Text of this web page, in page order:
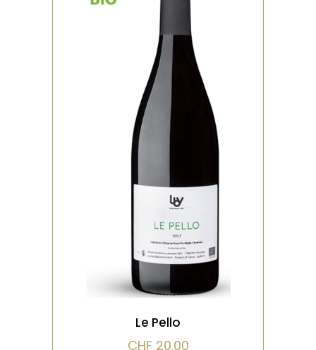
ROUGE BIO
Un cabernet sauvignon
mené à très faible
rendement avec une belle
VOIR LE PRODUIT
Le Pello
CHF 20.00